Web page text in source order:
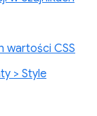
wartości CSS
> Style